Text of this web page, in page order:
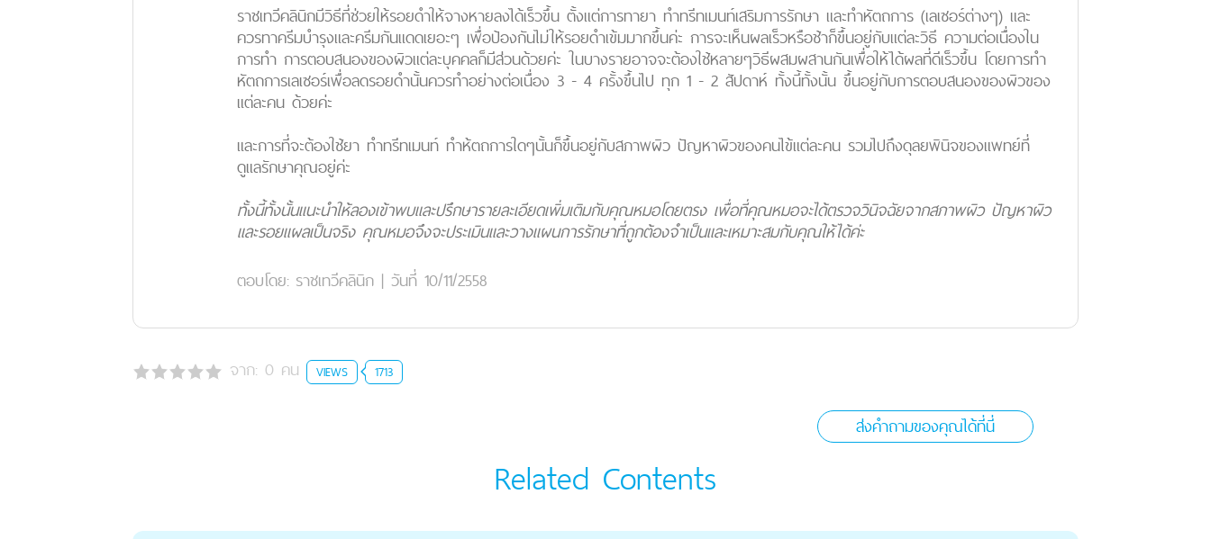
ราชเทวีคลินิกมีวิธีที่ช่วยให้รอยดำให้จางหายลงได้เร็วขึ้น ตั้งแต่การทายาทำทรีทเมนท์เสริมการรักษาและทำหัตถการ (เลเซอร์ต่างๆ) และ
ควรทาครีมบำรุงและครีมกันแดดเยอะๆ เพื่อป้องกันไม่ให้รอยดำเข้มมากขึ้นค่ะ การจะเห็นผลเร็วหรือช้าก็ขึ้นอยู่กับแต่ละวิธี ความต่อเนื่องใน
การทำ การตอบสนองของผิวแต่ละบุคคลก็มีส่วนด้วยค่ะ ในบางรายอาจจะต้องใช้หลายๆวิธีผสมผสานกันเพื่อให้ได้ผลที่ดีเร็วขึ้น โดยการทำ
หัตถการเลเซอร์เพื่อลดรอยดำนั้นควรทำอย่างต่อเนื่อง 3 - 4 ครั้งขึ้นไป ทุก 1 - 2 สัปดาห์ ทั้งนี้ทั้งนั้นขึ้นอยู่กับการตอบสนองของผิวของ
แต่ละคน ด้วยค่ะ
และการที่จะต้องใช้ยา ทำทรีทเมนท์ ทำห้ตถการใดๆนั้นก็ขึ้นอยู่กับสภาพผิว ปัญหาผิวของคนไข้แต่ละคน รวมไปถึงดุลยพินิจของแพทย์ที่
ดูแลรักษาคุณอยู่ค่ะ
ทั้งนี้ทั้งนั้นแนะนำให้ลองเข้าพบและปรึกษารายละเอียดเพิ่มเติมกับคุณหมอโดยตรง เพื่อที่คุณหมอจะได้ตรวจวินิจฉัยจากสภาพผิว ปัญหาผิว
และรอยแผลเป็นจริง คุณหมอจึงจะประเมินและวางแผนการรักษาที่ถูกต้องจำเป็นและเหมาะสมกับคุณให้ได้ค่ะ
ตอบโดย: ราชเทวีคลินิก | วันที่ 10/11/2558
จาก: 0 คน VIEWS 1713
ส่งคำถามของคุณได้ที่นี่
Related Contents